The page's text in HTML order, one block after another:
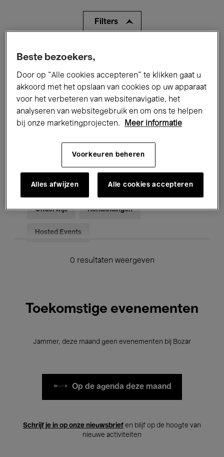
Filters
Alle evenementen
Tentoonstellingen Films
Performances Lezingen & Debatten
Jazz Klassieke Muziek Global Music
Voor iedereen Kids’ Palace
Onderwijs Rondleidingen
Hosted Events
0 resultaten weergeven
Toekomstige evenementen
Jammer, deze maand geen evenementen bij Bozar
Op de agenda deze maand
Schrijf je in op onze nieuwsbrief en blijf op de hoogte van
nieuwe activiteiten
Beste bezoekers,
Door op “Alle cookies accepteren” te klikken gaat u
akkoord met het opslaan van cookies op uw apparaat
voor het verbeteren van websitenavigatie, het
analyseren van websitegebruik en om ons te helpen
bij onze marketingprojecten.
Meer informatie
Voorkeuren beheren
Alles afwijzen Alle cookies accepteren